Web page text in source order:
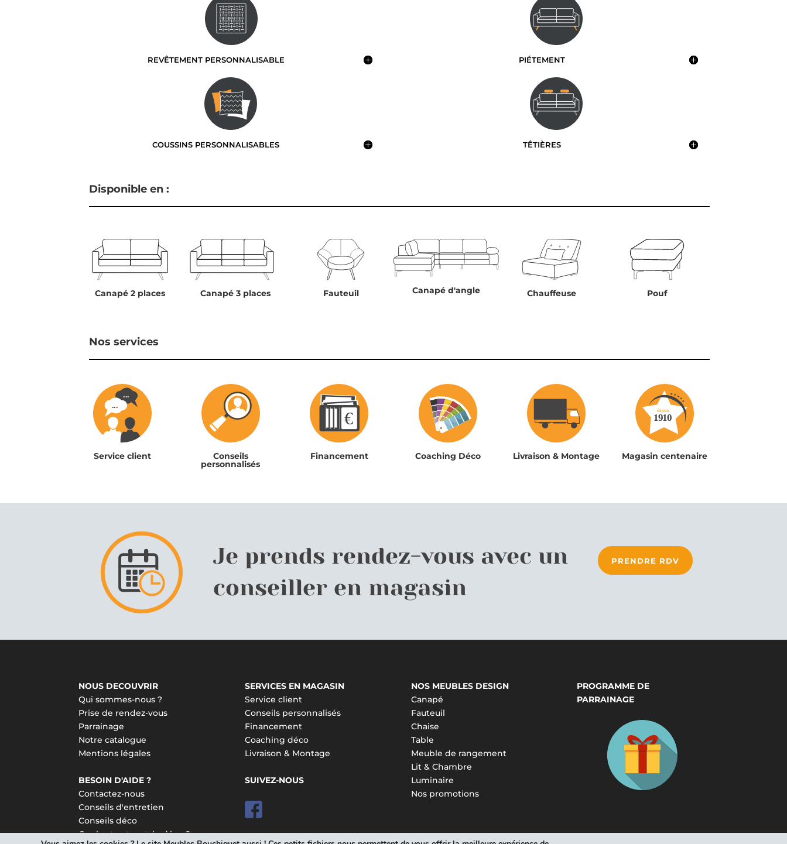
REVÊTEMENT PERSONNALISABLE PIÉTEMENT
COUSSINS PERSONNALISABLES TÊTIÈRES
Disponible en :
Canapé 2 places Canapé 3 places Fauteuil Canapé d'angle Chauffeuse Pouf
Nos services
Service client Conseils
personnalisés
Financement Coaching Déco Livraison & Montage Magasin centenaire
Je prends rendez-vous avec un
conseiller en magasin
PRENDRE RDV
NOUS DECOUVRIR
Qui sommes-nous ?
Prise de rendez-vous
Parrainage
Notre catalogue
Mentions légales
BESOIN D'AIDE ?
Contactez-nous
Conseils d'entretien
Conseils déco
Quel est votre style déco ?
SERVICES EN MAGASIN
Service client
Conseils personnalisés
Financement
Coaching déco
Livraison & Montage
SUIVEZ-NOUS
NOS MEUBLES DESIGN
Canapé
Fauteuil
Chaise
Table
Meuble de rangement
Lit & Chambre
Luminaire
Nos promotions
PROGRAMME DE
PARRAINAGE